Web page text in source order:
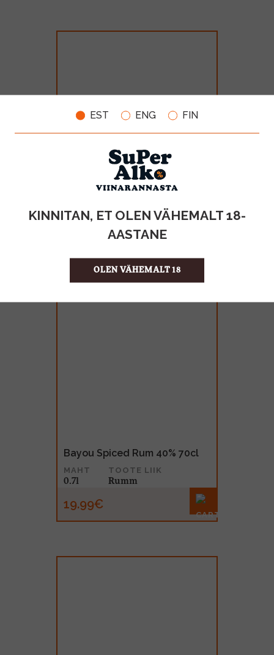
EST ENG FIN
KINNITAN, ET OLEN VÄHEMALT 18-
AASTANE
OLEN VÄHEMALT 18
Bonaparte Cognac 40% 70cl
0.7l
Cognac
Bayou Spiced Rum 40% 70cl
MAHT
0.7l
TOOTE LIIK
Rumm
19.99€